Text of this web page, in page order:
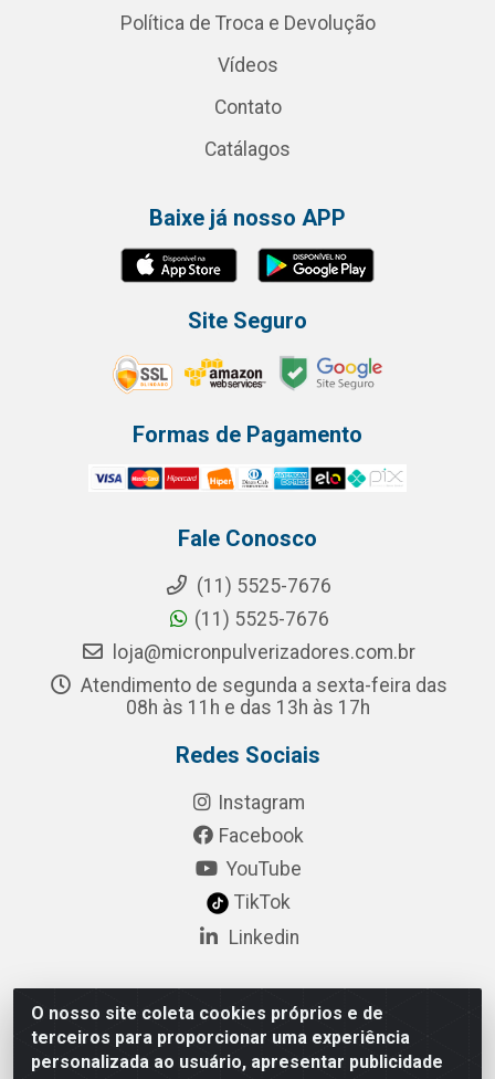
O nosso site coleta cookies próprios e de
terceiros para proporcionar uma experiência
personalizada ao usuário, apresentar publicidade
Política de Troca e Devolução
Vídeos
Contato
Catálagos
Baixe já nosso APP
Site Seguro
Formas de Pagamento
Fale Conosco
(11) 5525-7676
(11) 5525-7676
loja@micronpulverizadores.com.br
Atendimento de segunda a sexta-feira das
08h às 11h e das 13h às 17h
Redes Sociais
Instagram
Facebook
YouTube
TikTok
Linkedin
Pulsar Tecnologia Industria e Comercio LTDA - Rua
Lagrange, 132 - Socorro, São Paulo/SP - CEP 04.761-
050 - CNPJ 52.098.860/0001-03